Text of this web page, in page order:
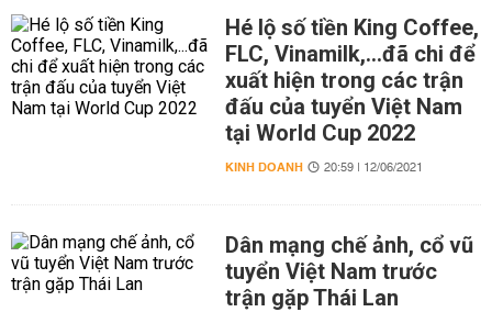
Hé lộ số tiền King Coffee,
FLC, Vinamilk,...đã chi để
xuất hiện trong các trận
đấu của tuyển Việt Nam
tại World Cup 2022
KINH DOANH 20:59 | 12/06/2021
Dân mạng chế ảnh, cổ vũ
tuyển Việt Nam trước
trận gặp Thái Lan